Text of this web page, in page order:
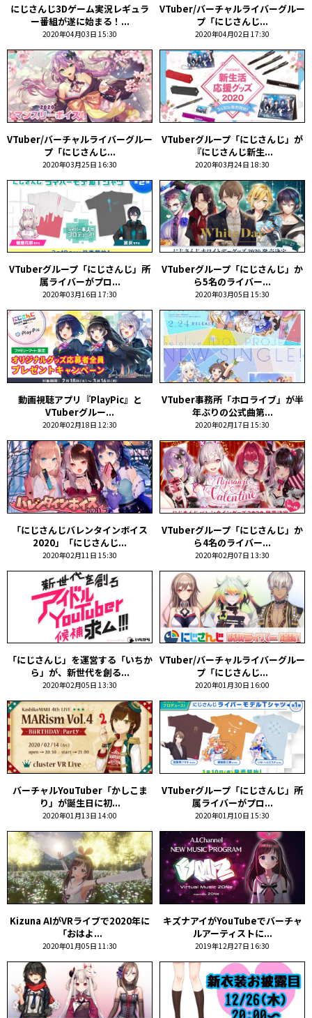
にじさんじ3Dゲーム実況レギュラ
ー番組が遂に始まる！...
2020年04月03日 15:30
VTuber/バーチャルライバーグルー
プ「にじさんじ...
2020年04月02日 17:30
VTuber/バーチャルライバーグルー
プ「にじさんじ...
2020年03月25日 16:30
VTuberグループ「にじさんじ」が
『にじさんじ新生...
2020年03月24日 18:30
VTuberグループ「にじさんじ」所
属ライバーがプロ...
2020年03月16日 17:30
VTuberグループ「にじさんじ」か
ら5名のライバー...
2020年03月05日 15:30
動画視聴アプリ『PlayPic』と
VTuberグルー...
2020年02月18日 12:30
VTuber事務所「ホロライブ」が半
年ぶりの公式曲第...
2020年02月17日 15:30
「にじさんじバレンタインボイス
2020」「にじさんじ...
2020年02月11日 15:30
VTuberグループ「にじさんじ」か
ら4名のライバー...
2020年02月07日 13:30
「にじさんじ」を運営する「いちか
ら」が、新世代を創る...
2020年02月05日 13:30
VTuber/バーチャルライバーグルー
プ「にじさんじ...
2020年01月30日 16:00
バーチャルYouTuber「かしこま
り」が誕生日に初...
2020年01月13日 14:00
VTuberグループ「にじさんじ」所
属ライバーがプロ...
2020年01月10日 15:30
Kizuna AIがVRライブで2020年に
「おはよ...
2020年01月05日 11:30
キズナアイがYouTubeでバーチャ
ルアーティストに...
2019年12月27日 16:30